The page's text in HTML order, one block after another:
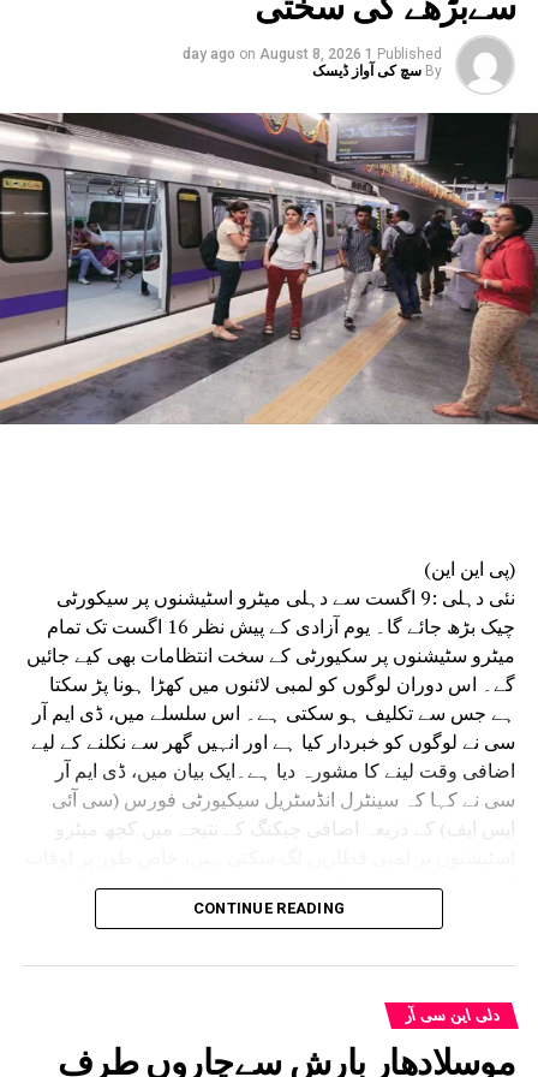
بھرتی کی گئی۔ اس کے علاوہ جائے وقوعہ کی جانچ اور دیگر
ہزار روپے ماہانہ اسٹائپنڈ پر مقرر کرنے کی پہل
کی گئی ہے۔انہوں نے بتایا کہ ایف ایس ایل کو جدید
ترین بنانے کے لیے ضروری مشینری، سائنسی آلات،
سائبر ورک اسٹیشن اور استعمال کی اشیاء کی
خریداری کی گئی ہے۔
دہلی پولیس کی چھ رینجز اور 15 اضلاع میں نئے فوجداری
قوانین کے مطابق جائے وقوعہ پر فوری سائنسی
امداد دستیاب کرانے کے لیے فارنسک ماہرین
تعینات کیے گئے ہیں۔ مختلف رینجز میں فارنسک
ٹیموں کے استعمال کے لیے چھ موبائل فارنسک وین
بھی خریدی اور فعال کی جا رہی ہیں۔مسٹر سود نے
کہا کہ زیرِ التوا مقدمات کو کم کرنے کے لیے ایف
انہوں نے کہا کہ سائنسی تحقیقات موثر فوجداری
نظامِ انصاف کی ریڑھ کی ہڈی ہے۔ وقت پر کی جانے
والی فارنسک تحقیقات سے مقدمات میں ہونے والی
تاخیر کو کم کرنے کے ساتھ ساتھ شہریوں کو جلد
انصاف دلانے میں بھی مدد ملتی ہے۔
Published
1 day ago
on August 8, 2026
By سچ کی آواز ڈیسک
(پی این این)
نئی دہلی :9 اگست سے دہلی میٹرو اسٹیشنوں پر سیکورٹی
چیک بڑھ جائے گا۔ یوم آزادی کے پیش نظر 16 اگست تک تمام
میٹرو سٹیشنوں پر سکیورٹی کے سخت انتظامات بھی کیے جائیں
گے۔ اس دوران لوگوں کو لمبی لائنوں میں کھڑا ہونا پڑ سکتا
ہے جس سے تکلیف ہو سکتی ہے۔ اس سلسلے میں، ڈی ایم آر
سی نے لوگوں کو خبردار کیا ہے اور انہیں گھر سے نکلنے کے لیے
اضافی وقت لینے کا مشورہ دیا ہے۔ایک بیان میں، ڈی ایم آر
سی نے کہا کہ سینٹرل انڈسٹریل سیکیورٹی فورس (سی آئی
ایس ایف) کے ذریعہ اضافی چیکنگ کے نتیجے میں کچھ میٹرو
کے دوران۔ مسافروں کو مشورہ دیا جاتا ہے کہ وہ اس کے
مطابق اپنے سفر کی منصوبہ بندی کریں اور اس مدت کے دوران
سوشل میڈیا پلیٹ فارم X پر اس معلومات کا اشتراک
2026 (اتوار) سے تمام میٹرو اسٹیشنوں پر مسافروں کی
CONTINUE READING
دلی این سی آر
موسلادھار بارش سےچاروں طرف